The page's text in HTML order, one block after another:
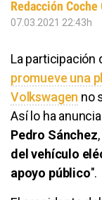
Redacción Coche
07.03.2021 22:43h
La participación
promueve una
Volkswagen no
Así lo ha
Pedro Sánchez
del vehículo
apoyo público".